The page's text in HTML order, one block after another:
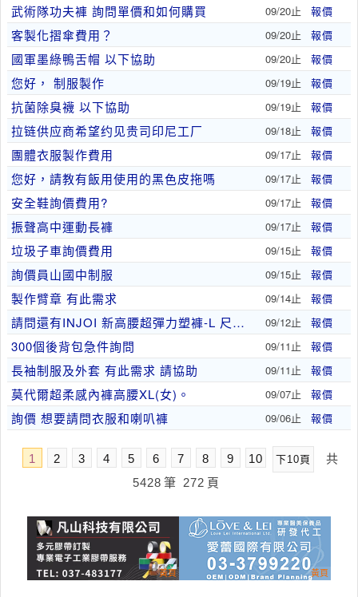
武術隊功夫褲 詢問單價和如何購買 09/20止 報價
客製化摺傘費用？ 09/20止 報價
國軍墨綠鴨舌帽 以下協助 09/20止 報價
您好， 制服製作 09/19止 報價
抗菌除臭襪 以下協助 09/19止 報價
拉链供应商希望约见贵司印尼工厂 09/18止 報價
團體衣服製作費用 09/17止 報價
您好，請教有飯用使用的黑色皮拖嗎 09/17止 報價
安全鞋詢價費用? 09/17止 報價
振聲高中運動長褲 09/17止 報價
垃圾子車詢價費用 09/15止 報價
詢價員山國中制服 09/15止 報價
製作臂章 有此需求 09/14止 報價
請問還有INJOI 新高腰超彈力塑褲-L 尺寸，.. 09/12止 報價
300個後背包急件詢問 09/11止 報價
長袖制服及外套 有此需求 請協助 09/11止 報價
莫代爾超柔感內褲高腰XL(女)。 09/07止 報價
詢價 想要請問衣服和喇叭褲 09/06止 報價
1 2 3 4 5 6 7 8 9 10 下10頁
共
5428 筆 272 頁